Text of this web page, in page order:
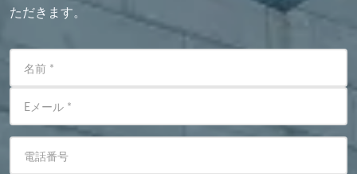
ただきます。
名前 *
Eメール *
電話番号